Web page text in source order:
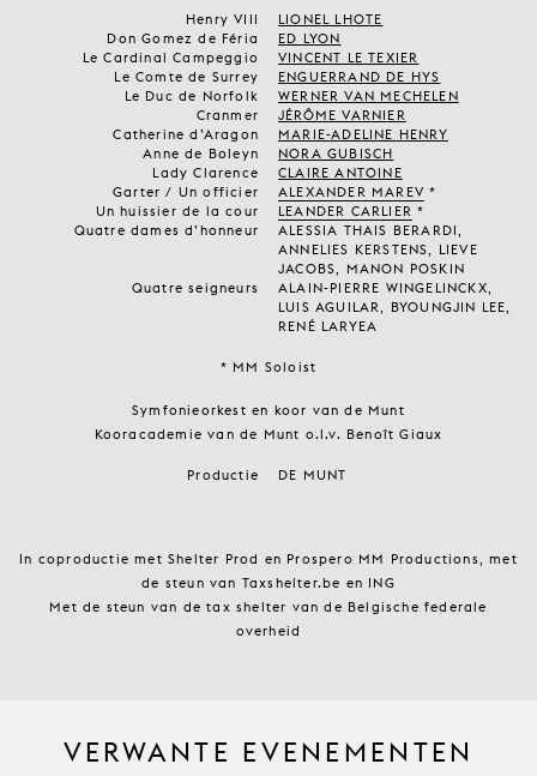
Henry VIII
LIONEL LHOTE
Don Gomez de Féria
ED LYON
Le Cardinal Campeggio
VINCENT LE TEXIER
Le Comte de Surrey
ENGUERRAND DE HYS
Le Duc de Norfolk
WERNER VAN MECHELEN
Cranmer
JÉRÔME VARNIER
Catherine d’Aragon
MARIE-ADELINE HENRY
Anne de Boleyn
NORA GUBISCH
Lady Clarence
CLAIRE ANTOINE
Garter / Un officier
ALEXANDER MAREV *
Un huissier de la cour
LEANDER CARLIER *
Quatre dames d’honneur
ALESSIA THAIS BERARDI,
ANNELIES KERSTENS, LIEVE
JACOBS, MANON POSKIN
Quatre seigneurs
ALAIN-PIERRE WINGELINCKX,
LUIS AGUILAR, BYOUNGJIN LEE,
RENÉ LARYEA
* MM Soloist
Symfonieorkest en koor van de Munt
Kooracademie van de Munt o.l.v. Benoît Giaux
Productie DE MUNT
In coproductie met Shelter Prod en Prospero MM Productions, met
de steun van Taxshelter.be en ING
Met de steun van de tax shelter van de Belgische federale
overheid
VERWANTE EVENEMENTEN